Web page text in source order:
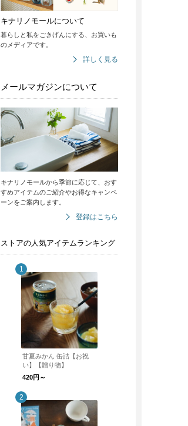
キナリノモールについて
暮らしと私をごきげんにする、お買いも
のメディアです。
詳しく見る
メールマガジンについて
キナリノモールから季節に応じて、おす
すめアイテムのご紹介やお得なキャンペ
ーンをご案内します。
登録はこちら
ストアの人気アイテムランキング
甘夏みかん 缶詰【お祝
い】【贈り物】
420円～